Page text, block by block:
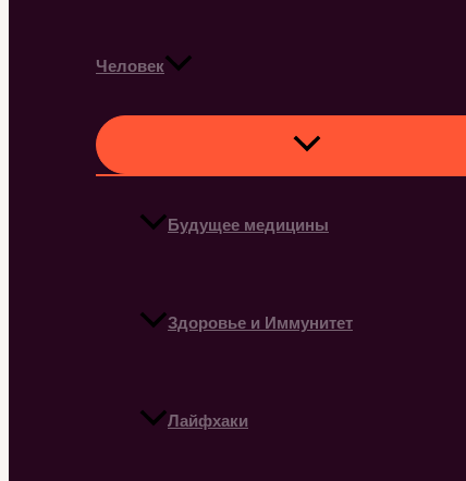
Человек
Будущее медицины
Здоровье и Иммунитет
Лайфхаки